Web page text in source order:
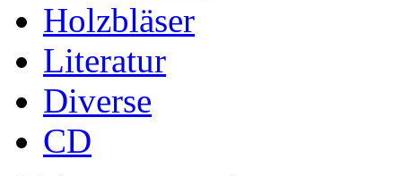
Holzbläser
Literatur
Diverse
CD